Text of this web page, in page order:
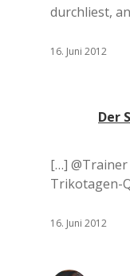
durchliest,
16. Juni 2012
Der
[…]
Trikotagen-
16. Juni 2012